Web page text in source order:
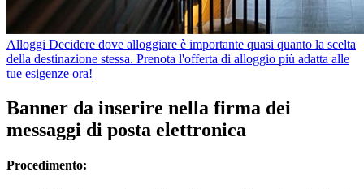
Alloggi Decidere dove alloggiare è importante quasi quanto la scelta
della destinazione stessa. Prenota l'offerta di alloggio più adatta alle
tue esigenze ora!
Banner da inserire nella firma dei
messaggi di posta elettronica
Procedimento: